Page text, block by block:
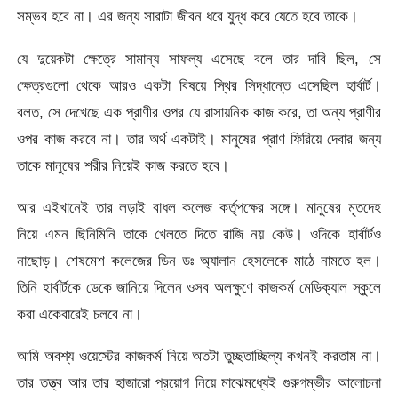
সম্ভব হবে না। এর জন্য সারাটা জীবন ধরে যুদ্ধ করে যেতে হবে তাকে।
যে দুয়েকটা ক্ষেত্রে সামান্য সাফল্য এসেছে বলে তার দাবি ছিল, সে
ক্ষেত্রগুলো থেকে আরও একটা বিষয়ে স্থির সিদ্ধান্তে এসেছিল হার্বার্ট।
বলত, সে দেখেছে এক প্রাণীর ওপর যে রাসায়নিক কাজ করে, তা অন্য প্রাণীর
ওপর কাজ করবে না। তার অর্থ একটাই। মানুষের প্রাণ ফিরিয়ে দেবার জন্য
তাকে মানুষের শরীর নিয়েই কাজ করতে হবে।
আর এইখানেই তার লড়াই বাধল কলেজ কর্তৃপক্ষের সঙ্গে। মানুষের মৃতদেহ
নিয়ে এমন ছিনিমিনি তাকে খেলতে দিতে রাজি নয় কেউ। ওদিকে হার্বার্টও
নাছোড়। শেষমেশ কলেজের ডিন ডঃ অ্যালান হেসলেকে মাঠে নামতে হল।
তিনি হার্বার্টকে ডেকে জানিয়ে দিলেন ওসব অলক্ষুণে কাজকর্ম মেডিক্যাল স্কুলে
করা একেবারেই চলবে না।
আমি অবশ্য ওয়েস্টের কাজকর্ম নিয়ে অতটা তুচ্ছতাচ্ছিল্য কখনই করতাম না।
তার তত্ত্ব আর তার হাজারো প্রয়োগ নিয়ে মাঝেমধ্যেই গুরুগম্ভীর আলোচনা